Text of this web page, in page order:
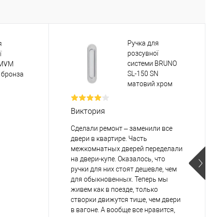
бронза
Ручка для
розсувної
системи BRUNO
SL-150 SN
матовий хром
Виктория
Сделали ремонт – заменили все
двери в квартире. Часть
межкомнатных дверей переделали
на двери-купе. Оказалось, что
ручки для них стоят дешевле, чем
для обыкновенных. Теперь мы
живем как в поезде, только
створки движутся тише, чем двери
в вагоне. А вообще все нравится,